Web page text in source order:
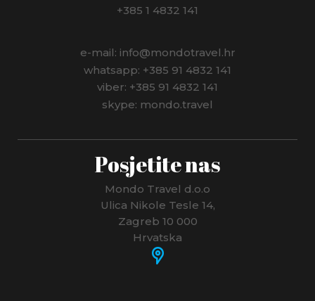
+385 1 4832 141
e-mail: info@mondotravel.hr
whatsapp: +385 91 4832 141
viber: +385 91 4832 141
skype: mondo.travel
Posjetite nas
Mondo Travel d.o.o
Ulica Nikole Tesle 14,
Zagreb 10 000
Hrvatska